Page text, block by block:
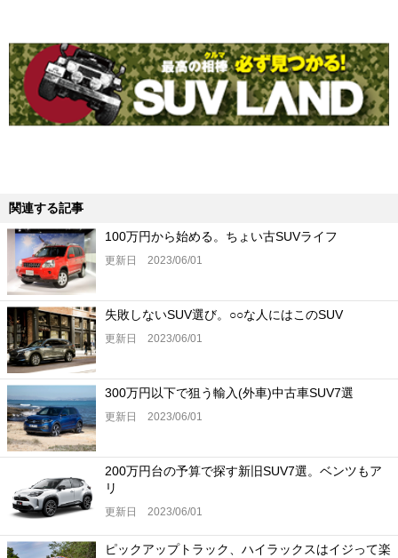
関連する記事
100万円から始める。ちょい古SUVライフ
更新日 2023/06/01
失敗しないSUV選び。○○な人にはこのSUV
更新日 2023/06/01
300万円以下で狙う輸入(外車)中古車SUV7選
更新日 2023/06/01
200万円台の予算で探す新旧SUV7選。ベンツもア
リ
更新日 2023/06/01
ピックアップトラック、ハイラックスはイジって楽